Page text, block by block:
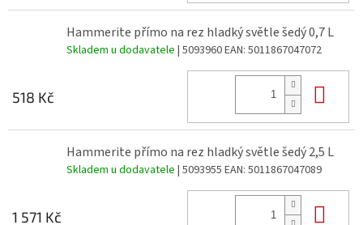
Hammerite přímo na rez hladký světle šedý 0,7 L
Skladem u dodavatele | 5093960EAN: 5011867047072
518 Kč
Hammerite přímo na rez hladký světle šedý 2,5 L
Skladem u dodavatele | 5093955 EAN: 5011867047089
1 571 Kč